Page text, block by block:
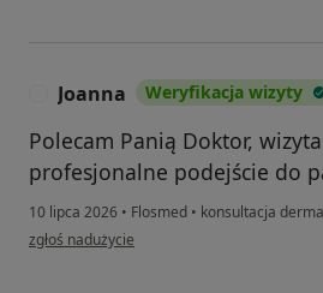
Joanna Weryfikacja wizyty
Polecam Panią Doktor,
profesjonalne podejście do
10 lipca 2026 • Flosmed • konsultacja
w opinii użytkownika Joanna
zgłoś nadużycie